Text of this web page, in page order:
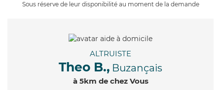
Sous réserve de leur disponibilité au moment de la demande
ALTRUISTE
Theo B., Buzançais
à 5km de chez Vous